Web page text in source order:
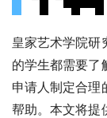
皇家艺术学院研
的学生都需要了
申请人制定合理
帮助。本文将提